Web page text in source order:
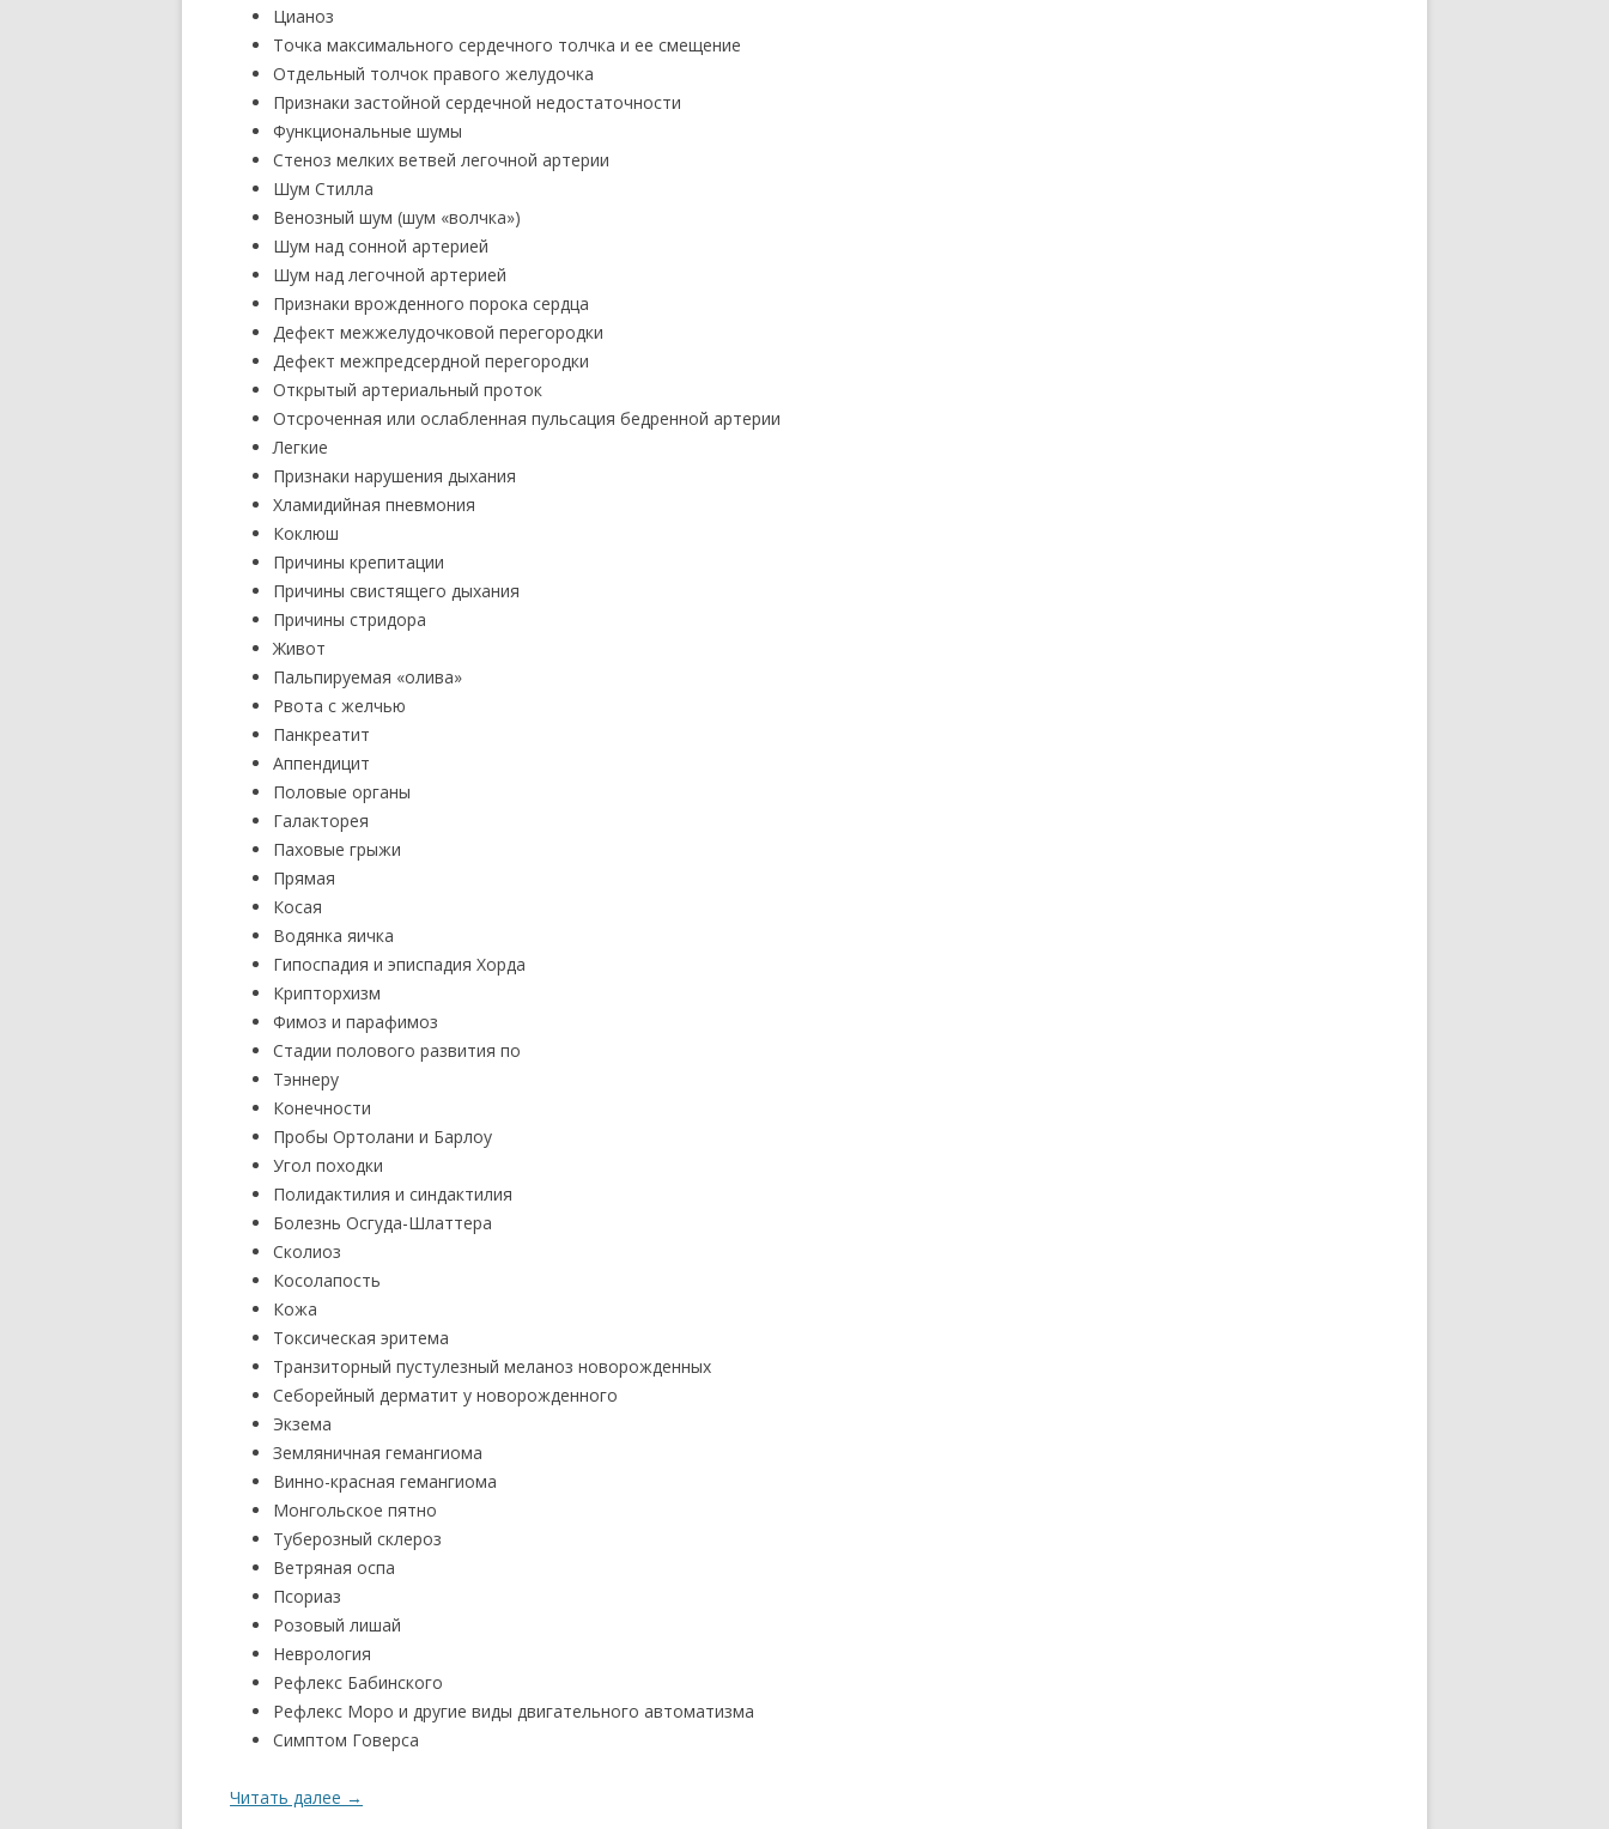
Цианоз
Точка максимального сердечного толчка и ее смещение
Отдельный толчок правого желудочка
Признаки застойной сердечной недостаточности
Функциональные шумы
Стеноз мелких ветвей легочной артерии
Шум Стилла
Венозный шум (шум «волчка»)
Шум над сонной артерией
Шум над легочной артерией
Признаки врожденного порока сердца
Дефект межжелудочковой перегородки
Дефект межпредсердной перегородки
Открытый артериальный проток
Отсроченная или ослабленная пульсация бедренной артерии
Легкие
Признаки нарушения дыхания
Хламидийная пневмония
Коклюш
Причины крепитации
Причины свистящего дыхания
Причины стридора
Живот
Пальпируемая «олива»
Рвота с желчью
Панкреатит
Аппендицит
Половые органы
Галакторея
Паховые грыжи
Прямая
Косая
Водянка яичка
Гипоспадия и эписпадия Хорда
Крипторхизм
Фимоз и парафимоз
Стадии полового развития по
Тэннеру
Конечности
Пробы Ортолани и Барлоу
Угол походки
Полидактилия и синдактилия
Болезнь Осгуда-Шлаттера
Сколиоз
Косолапость
Кожа
Токсическая эритема
Транзиторный пустулезный меланоз новорожденных
Себорейный дерматит у новорожденного
Экзема
Земляничная гемангиома
Винно-красная гемангиома
Монгольское пятно
Туберозный склероз
Ветряная оспа
Псориаз
Розовый лишай
Неврология
Рефлекс Бабинского
Рефлекс Моро и другие виды двигательного автоматизма
Симптом Говерса
Читать далее →